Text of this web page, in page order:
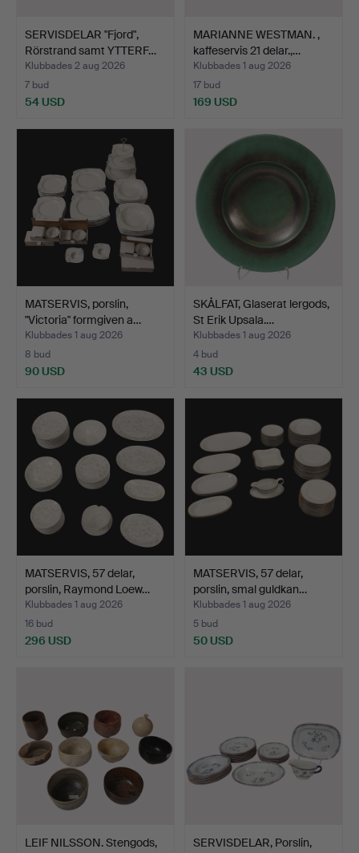
SERVISDELAR "Fjord",
Rörstrand samt YTTERF…
Klubbades 2 aug 2026
7 bud
54 USD
MARIANNE WESTMAN. ,
kaffeservis 21 delar.,…
Klubbades 1 aug 2026
17 bud
169 USD
MATSERVIS, porslin,
"Victoria" formgiven a…
Klubbades 1 aug 2026
8 bud
90 USD
SKÅLFAT, Glaserat lergods,
St Erik Upsala.…
Klubbades 1 aug 2026
4 bud
43 USD
MATSERVIS, 57 delar,
porslin, Raymond Loew…
Klubbades 1 aug 2026
16 bud
296 USD
MATSERVIS, 57 delar,
porslin, smal guldkan…
Klubbades 1 aug 2026
5 bud
50 USD
LEIF NILSSON. Stengods,
SERVISDELAR, Porslin,